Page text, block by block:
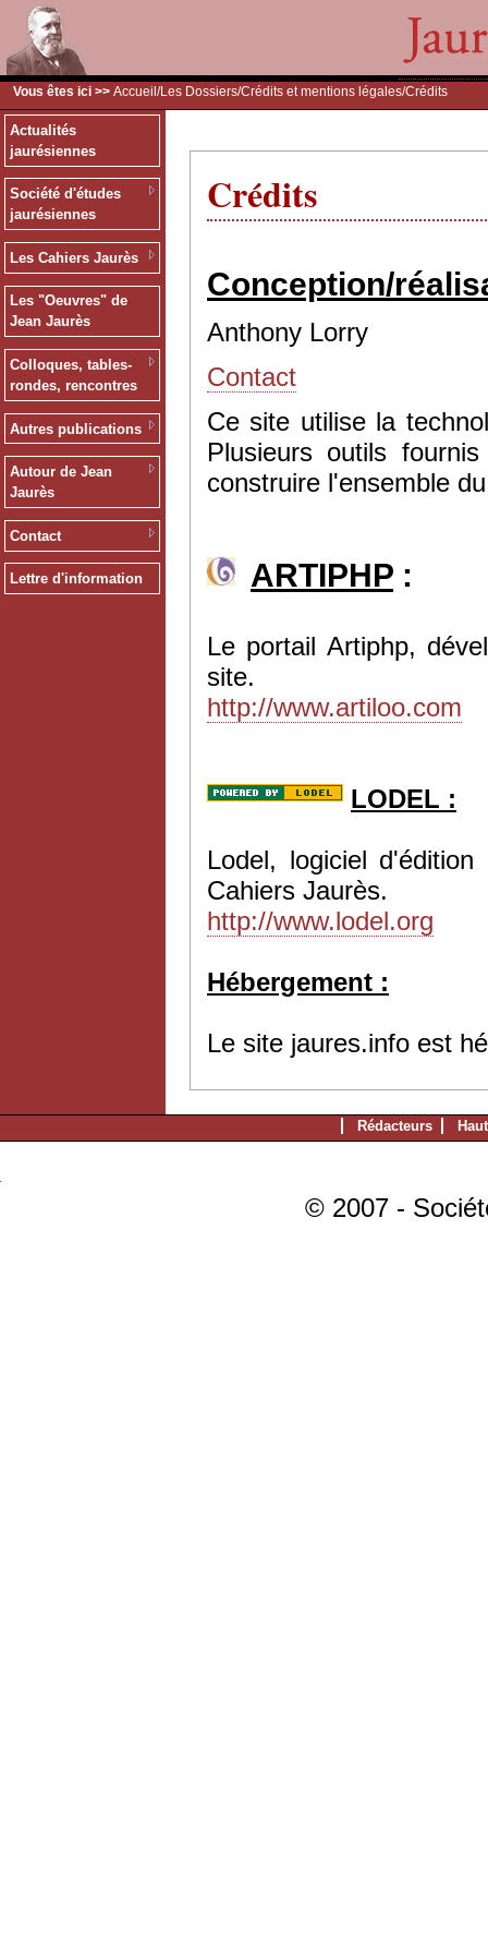
Vous êtes ici >> Accueil /Les Dossiers/Crédits et mentions légales/Crédits
Actualités
jaurésiennes
Société d'études
jaurésiennes
Les Cahiers Jaurès
Les "Oeuvres" de
Jean Jaurès
Colloques, tables-
rondes, rencontres
Autres publications
Autour de Jean
Jaurès
Contact
Lettre d'information
Crédits
Conception/
Anthony Lorry
Contact
Ce site utilise la
Plusieurs outils
construire l'ensemble
ARTIPHP :
Le portail Artiphp,
site.
http://www.artiloo.com
LODEL :
Lodel, logiciel
Cahiers Jaurès.
http://www.lodel.org
Hébergement :
Le site jaures.info est
Rédacteurs
© 2007 -